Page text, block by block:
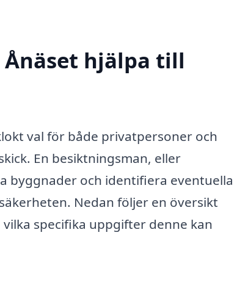
hjälpa till
val för både privatpersoner och
En besiktningsman, eller
byggnader och identifiera eventuella
Nedan följer en översikt
specifika uppgifter denne kan